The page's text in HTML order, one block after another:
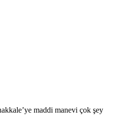
maddi manevi çok şey